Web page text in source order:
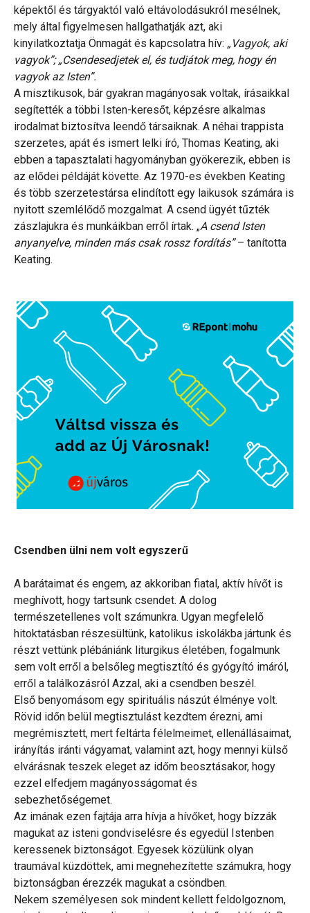
képektől és tárgyaktól való eltávolodásukról mesélnek,
mely által figyelmesen hallgathatják azt, aki
kinyilatkoztatja Önmagát és kapcsolatra hív: „Vagyok, aki
vagyok”; „Csendesedjetek el, és tudjátok meg, hogy én
vagyok az Isten”.
A misztikusok, bár gyakran magányosak voltak, írásaikkal
segítették a többi Isten-keresőt, képzésre alkalmas
irodalmat biztosítva leendő társaiknak. A néhai trappista
szerzetes, apát és ismert lelki író, Thomas Keating, aki
ebben a tapasztalati hagyományban gyökerezik, ebben is
az elődei példáját követte. Az 1970-es években Keating
és több szerzetestársa elindított egy laikusok számára is
nyitott szemlélődő mozgalmat. A csend ügyét tűzték
zászlajukra és munkáikban erről írtak. „A csend Isten
anyanyelve, minden más csak rossz fordítás”– tanította
Keating.
Csendben ülni nem volt egyszerű
A barátaimat és engem, az akkoriban fiatal, aktív hívőt is
meghívott, hogy tartsunk csendet. A dolog
természetellenes volt számunkra. Ugyan megfelelő
hitoktatásban részesültünk, katolikus iskolákba jártunk és
részt vettünk plébániánk liturgikus életében, fogalmunk
sem volt erről a belsőleg megtisztító és gyógyító imáról,
erről a találkozásról Azzal, aki a csendben beszél.
Első benyomásom egy spirituális nászút élménye volt.
Rövid időn belül megtisztulást kezdtem érezni, ami
megrémisztett, mert feltárta félelmeimet, ellenállásaimat,
irányítás iránti vágyamat, valamint azt, hogy mennyi külső
elvárásnak teszek eleget az időm beosztásakor, hogy
ezzel elfedjem magányosságomat és
sebezhetőségemet.
Az imának ezen fajtája arra hívja a hívőket, hogy bízzák
magukat az isteni gondviselésre és egyedül Istenben
keressenek biztonságot. Egyesek közülünk olyan
traumával küzdöttek, ami megnehezítette számukra, hogy
biztonságban érezzék magukat a csöndben.
Nekem személyesen sok mindent kellett feldolgoznom,